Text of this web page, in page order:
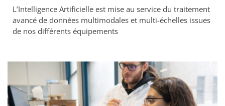
L’Intelligence Artificielle est mise au service du traitement
avancé de données multimodales et multi-échelles issues
de nos différents équipements